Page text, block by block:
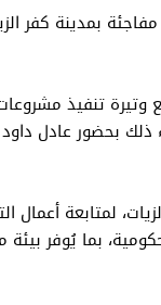
بمدينة كفر
وتيرة تنفيذ
ذلك بحضور عادل
لمتابعة أعمال
بما يُوفر بيئة